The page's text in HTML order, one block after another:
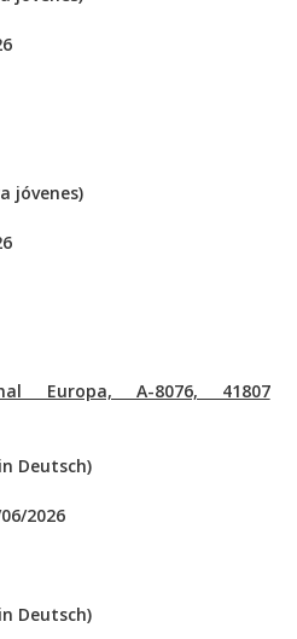
jóvenes)
Europa, A-8076, 41807
Deutsch)
2026
Deutsch)